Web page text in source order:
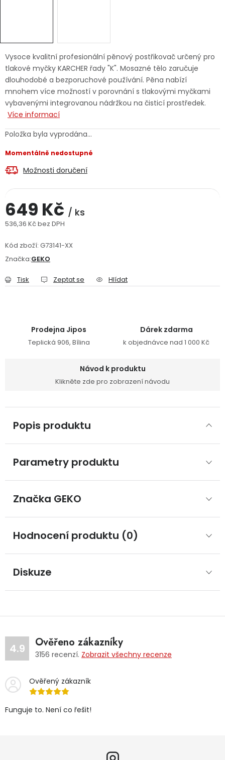
Jaký je aktuální stav mé objednávky?
Servis nářadí Hodnocení obchodu
Doprava a platba
Obchodní podmínky
Podmínky ochrany osobních údajů
Vysoce kvalitní profesionální pěnový postřikovač určený pro
tlakové myčky KARCHER řady "K". Mosazné tělo zaručuje
dlouhodobé a bezporuchové používání. Pěna nabízí
mnohem více možností v porovnání s tlakovými myčkami
vybavenými integrovanou nádržkou na čisticí prostředek.
Více informací
Položka byla vyprodána…
Momentálně nedostupné
Možnosti doručení
649 Kč / ks
536,36 Kč bez DPH
Kód zboží: G73141-XX
Značka:GEKO
Tisk Zeptat se Hlídat
Prodejna Jipos
Teplická 906, Bílina
Dárek zdarma
k objednávce nad 1 000 Kč
Návod k produktu
Klikněte zde pro zobrazení návodu
Popis produktu
Parametry produktu
Značka GEKO
Hodnocení produktu (0)
Diskuze
4.9 Ověřeno zákazníky
3156 recenzí. Zobrazit všechny recenze
Ověřený zákazník
Funguje to. Není co řešit!